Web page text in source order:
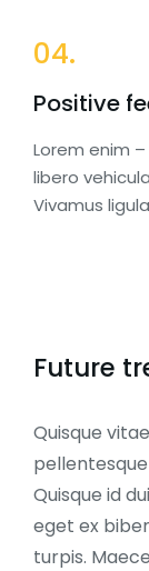
04.
Positive
Lorem enim
libero
Vivamus
Future
Quisque
Quisque id
eget ex
turpis.